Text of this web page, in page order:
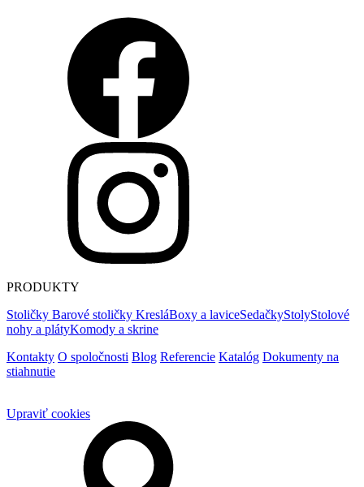
PRODUKTY
Stoličky Barové stoličky KresláBoxy a laviceSedačkyStolyStolové
nohy a plátyKomody a skrine
Kontakty O spoločnosti Blog Referencie Katalóg Dokumenty na
stiahnutie
Upraviť cookies